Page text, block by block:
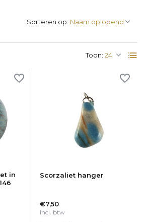
Toon:
Sorteren op:
in
Scorzaliet hanger
€7,50
Incl. btw